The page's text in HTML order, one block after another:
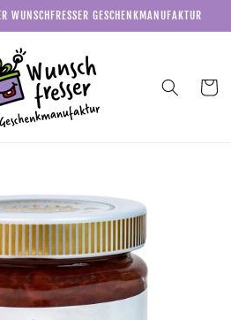
WUNSCHFRESSER GESCHENKMANUFAKTUR